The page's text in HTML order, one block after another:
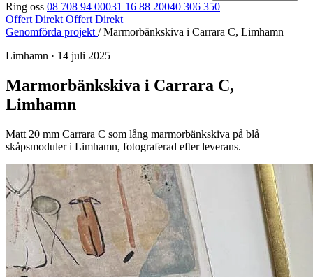
Ring oss 08 708 94 00031 16 88 20040 306 350
Offert Direkt Offert Direkt
Genomförda projekt / Marmorbänkskiva i Carrara C, Limhamn
Limhamn · 14 juli 2025
Marmorbänkskiva i Carrara C,
Limhamn
Matt 20 mm Carrara C som lång marmorbänkskiva på blå
skåpsmoduler i Limhamn, fotograferad efter leverans.